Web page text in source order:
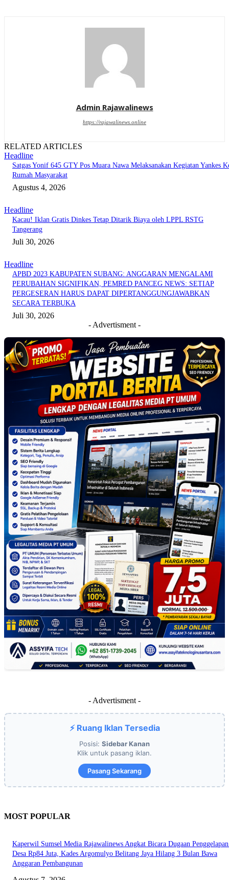
Admin Rajawalinews
https://rajawalinews.online
RELATED ARTICLES
Headline
Satgas Yonif 645 GTY Pos Muara Nawa Melaksanakan Kegiatan Yankes
Rumah Masyarakat
Agustus 4, 2026
Headline
Kacau! Iklan Gratis Dinkes Tetap Ditarik Biaya oleh LPPL RSTG
Tangerang
Juli 30, 2026
Headline
APBD 2023 KABUPATEN SUBANG: ANGGARAN MENGALAMI
PERUBAHAN SIGNIFIKAN, PEMRED PANCEG NEWS: SETIAP
PERGESERAN HARUS DAPAT DIPERTANGGUNGJAWABKAN
SECARA TERBUKA
Juli 30, 2026
- Advertisment -
- Advertisment -
⚡ Ruang Iklan Tersedia
Posisi: Sidebar Kanan
Klik untuk pasang iklan.
Pasang Sekarang
MOST POPULAR
Kaperwil Sumsel Media Rajawalinews Angkat Bicara Dugaan
Desa Rp84 Juta, Kades Argomulyo Belitang Jaya Hilang 3 Bulan Bawa
Anggaran Pembangunan